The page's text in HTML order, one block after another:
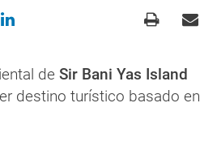
de Sir Bani Yas Island
destino turístico basado en